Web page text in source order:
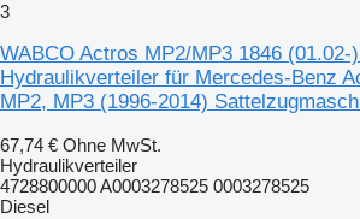
3
WABCO Actros MP2/MP3 1846 (01.02-
Hydraulikverteiler für Mercedes-Benz
MP2, MP3 (1996-2014)
67,74 € Ohne MwSt.
Hydraulikverteiler
4728800000 A0003278525 0003278525
Diesel